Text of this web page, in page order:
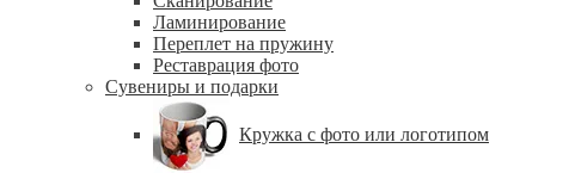
Ламинирование
Переплет на пружину
Реставрация фото
Сувениры и подарки
Кружка с фото или логотипом